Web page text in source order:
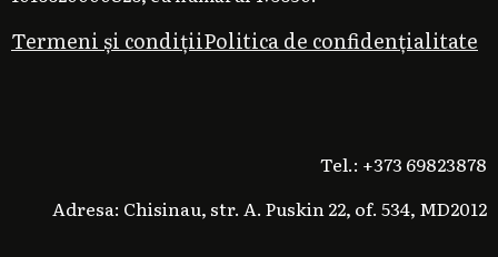
Termeni și condițiiPolitica de confidențialitate
Tel.: +373 69823878
Adresa: Chisinau, str. A. Puskin 22, of. 534, MD2012